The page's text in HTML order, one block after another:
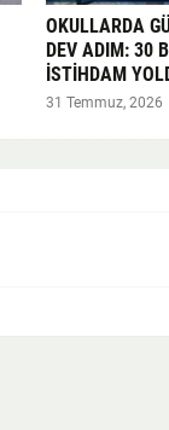
OKULLARDA
DEV ADIM: 30
İSTİHDAM
31 Temmuz, 2026